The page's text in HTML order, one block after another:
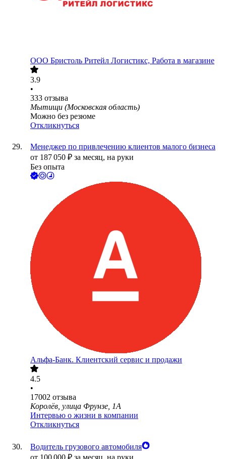
ООО Бристоль Ритейл Логистикс, Работа в магазине
3.9
•
333 отзыва
Мытищи (Московская область)
Можно без резюме
Откликнуться
Менеджер по привлечению клиентов малого бизнеса
от 187 050 ₽ за месяц, на руки
Без опыта
Альфа-Банк. Клиентский сервис и продажи
4.5
•
17002 отзыва
Королёв, улица Фрунзе, 1А
Интервью о жизни в компании
Откликнуться
Водитель грузового автомобиля